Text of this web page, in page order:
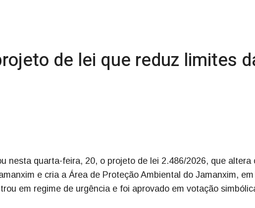
de lei que reduz limites
nesta quarta-feira, 20, o projeto de lei 2.486/2026, que altera
e cria a Área de Proteção Ambiental do Jamanxim,
em regime de urgência e foi aprovado em votação